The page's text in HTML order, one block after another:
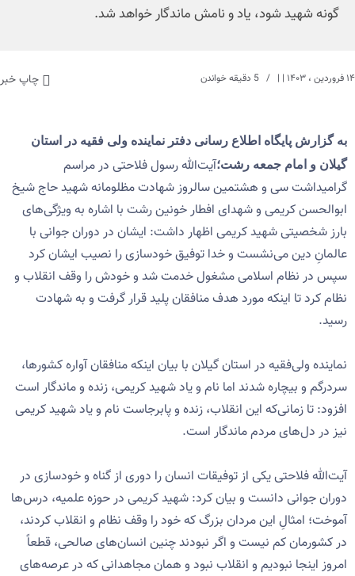
گونه شهید شود، یاد و نامش ماندگار خواهد شد‌.
۱۴ فروردین ، ۱۴۰۳ | | چاپ خبر
به گزارش پایگاه اطلاع رسانی دفتر نماینده ولی فقیه در استان
گیلان و امام جمعه رشت؛آیت‌الله رسول فلاحتی در مراسم‌
گرامیداشت سی و هشتمین سالروز شهادت مظلومانه شهید حاج شیخ
ابوالحسن کریمی و شهدای افطار خونین رشت با اشاره به ویژگی‌های
بارز شخصیتی شهید کریمی اظهار داشت: ایشان در دوران جوانی با
عالمانِ دین می‌نشست و خدا توفیق خودسازی را نصیب ایشان کرد
سپس در نظام اسلامی مشغول خدمت شد و خودش را وقف انقلاب و‌
نظام کرد تا اینکه مورد هدف منافقان پلید قرار گرفت و به شهادت
رسید.
نماینده ولی‌فقیه در استان گیلان با بیان اینکه منافقان آواره کشورها،
سردرگم و بیچاره شدند اما نام و یاد شهید کریمی، زنده و ماندگار است
افزود: تا زمانی‌که این انقلاب، زنده و پابرجاست نام و یاد شهید کریمی
نیز در دل‌های مردم ماندگار است.
آیت‌الله فلاحتی یکی از توفیقات انسان را دوری از گناه و خودسازی در
دوران جوانی دانست و بیان کرد: شهید کریمی در حوزه علمیه، درس‌ها
آموخت؛ امثالِ این مردان بزرگ که خود را وقف نظام و انقلاب کردند،
در کشورمان کم نیست و اگر نبودند چنین انسان‌های صالحی، قطعاً
امروز اینجا نبودیم و انقلاب نبود و همان مجاهدانی که در عرصه‌های